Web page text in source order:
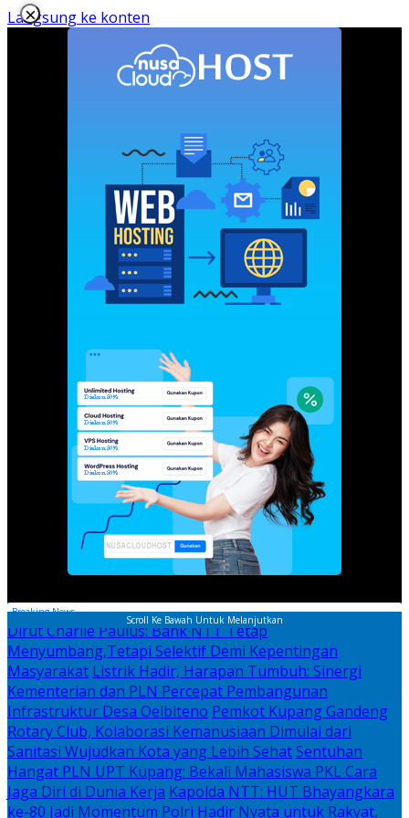
Langsung ke konten
×
Scroll Ke Bawah Untuk Melanjutkan
Breaking News
Dirut Charlie Paulus: Bank NTT Tetap
Menyumbang,Tetapi Selektif Demi Kepentingan
Masyarakat Listrik Hadir, Harapan Tumbuh: Sinergi
Kementerian dan PLN Percepat Pembangunan
Infrastruktur Desa Oelbiteno Pemkot Kupang Gandeng
Rotary Club, Kolaborasi Kemanusiaan Dimulai dari
Sanitasi Wujudkan Kota yang Lebih Sehat Sentuhan
Hangat PLN UPT Kupang: Bekali Mahasiswa PKL Cara
Jaga Diri di Dunia Kerja Kapolda NTT: HUT Bhayangkara
ke-80 Jadi Momentum Polri Hadir Nyata untuk Rakyat,